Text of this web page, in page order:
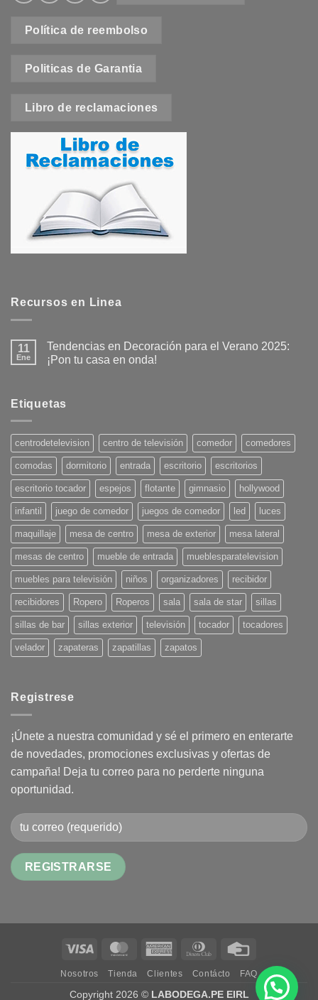
Política de reembolso
Politicas de Garantia
Libro de reclamaciones
Recursos en Linea
11
Ene
Tendencias en Decoración para el Verano 2025:
¡Pon tu casa en onda!
en
Tendencias
para
el
Verano
2025:
¡Pon
tu
casa
en
onda!
Etiquetas
centrodetelevision centro de televisión comedor comedores
comodas dormitorio entrada escritorio escritorios
escritorio tocador espejos flotante gimnasio hollywood
infantil juego de comedor juegos de comedor led luces
maquillaje mesa de centro mesa de exterior mesa lateral
mesas de centro mueble de entrada mueblesparatelevision
muebles para televisión niños organizadores recibidor
recibidores Ropero Roperos sala sala de star sillas
sillas de bar sillas exterior televisión tocador tocadores
velador zapateras zapatillas zapatos
Registrese
¡Únete a nuestra comunidad y sé el primero en enterarte
de novedades, promociones exclusivas y ofertas de
campaña! Deja tu correo para no perderte ninguna
oportunidad.
Visa MasterCardAmerican
Dinners
Card
Nosotros Tienda Clientes Contácto FAQ
Copyright 2026 © LABODEGA.PE EIRL